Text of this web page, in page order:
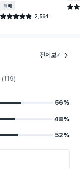
택배배송
별점 4.8점 2,564
건 작성
별점
전체보기
(119)
56%
48%
52%